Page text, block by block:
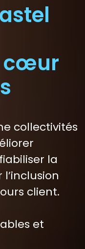
cœur
collectivités
la
inclusion
client.
et